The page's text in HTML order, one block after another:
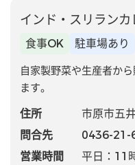
インド・スリラン
食事OK 駐車場あり
自家製野菜や生産者か
ます。
住所
市原市五
問合先
0436-21-
営業時間
平日：11